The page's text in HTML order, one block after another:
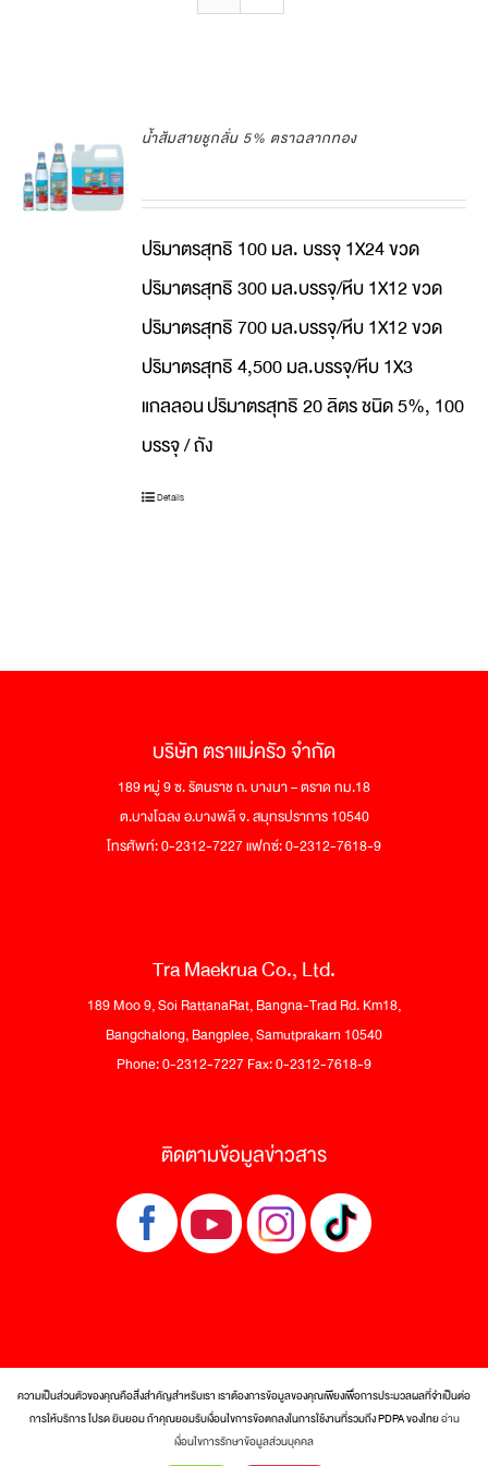
ความเป็นส่วนตัวของคุณคือสิ่งสำคัญสำหรับเรา เราต้องการข้อมูลของคุณเพียงเพื่อการประมวลผลที่จำเป็นต่อ
การให้บริการ โปรด ยินยอม ถ้าคุณยอมรับเงื่อนไขการข้อตกลงในการใช้งานที่รวมถึง PDPA ของไทยอ่าน
เงื่อนไขการรักษาข้อมูลส่วนบุคคล
น้ำส้มสายชูกลั่น 5% ตราฉลากทอง
ปริมาตรสุทธิ 100 มล. บรรจุ 1X24 ขวด
ปริมาตรสุทธิ 300 มล.บรรจุ/หีบ 1X12 ขวด
ปริมาตรสุทธิ 700 มล.บรรจุ/หีบ 1X12 ขวด
ปริมาตรสุทธิ 4,500 มล.บรรจุ/หีบ 1X3
แกลลอนปริมาตรสุทธิ 20 ลิตร ชนิด 5%, 100
บรรจุ / ถัง
Details
บริษัท ตราแม่ครัว จำกัด
189 หมู่ 9 ซ. รัตนราช ถ. บางนา – ตราด กม.18
ต.บางโฉลง อ.บางพลี จ. สมุทรปราการ 10540
โทรศัพท์: 0-2312-7227 แฟกซ์: 0-2312-7618-9
Tra Maekrua Co., Ltd.
189 Moo 9, Soi RattanaRat, Bangna-Trad Rd. Km18,
Bangchalong, Bangplee, Samutprakarn 10540
Phone: 0-2312-7227 Fax: 0-2312-7618-9
ติดตามข้อมูลข่าวสาร
© 2017 Tra Maekrua Co., Ltd. All rights reserved.